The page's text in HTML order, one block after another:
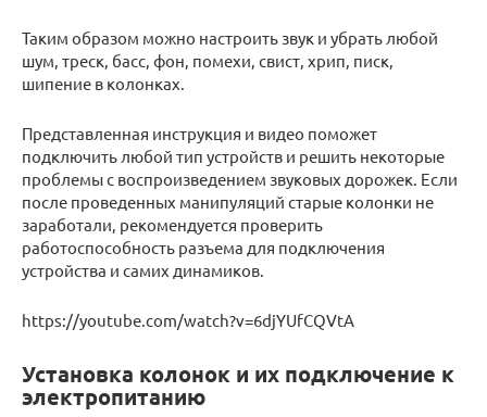
Таким образом можно настроить звук и убрать любой
шум, треск, басс, фон, помехи, свист, хрип, писк,
шипение в колонках.
Представленная инструкция и видео поможет
подключить любой тип устройств и решить некоторые
проблемы с воспроизведением звуковых дорожек. Если
после проведенных манипуляций старые колонки не
заработали, рекомендуется проверить
работоспособность разъема для подключения
устройства и самих динамиков.
https://youtube.com/watch?v=6djYUfCQVtA
Установка колонок и их подключение к
электропитанию